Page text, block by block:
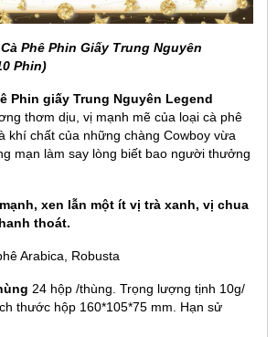
Giấy Trung Nguyên
Phin)
Phin giấy Trung Nguyên Legend
thơm dịu, vị mạnh mẽ của loại cà phê
khí chất của những chàng Cowboy vừa
mạn làm say lòng biết bao người thưởng
xen lẫn một ít vị trà xanh, vị chua
thoát.
Arabica, Robusta
24 hộp /thùng. Trọng lượng tịnh 10g/
thước hộp 160*105*75 mm. Hạn sử